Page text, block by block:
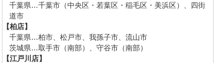
千葉県…千葉市（中央区・若葉区・稲毛区・美浜区）、四街
道市
【柏店】
千葉県…柏市、松戸市、我孫子市、流山市
茨城県…取手市（南部）、守谷市（南部）
【江戸川店】